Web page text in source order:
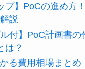
プ】PoCの進め方
説
ル付】PoC計画書
は？
る費用相場まとめ